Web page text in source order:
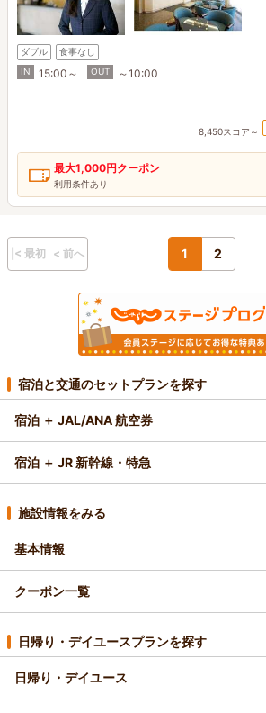
ダブル
食事なし
IN
15:00～ OUT ～10:00
8,450スコア～
最大1,000円クーポン
利用条件あり
|< 最初 < 前へ 1 2
宿泊と交通のセットプランを探す
宿泊 ＋ JAL/ANA 航空券
宿泊 ＋ JR 新幹線・特急
施設情報をみる
基本情報
クーポン一覧
日帰り・デイユースプランを探す
日帰り・デイユース